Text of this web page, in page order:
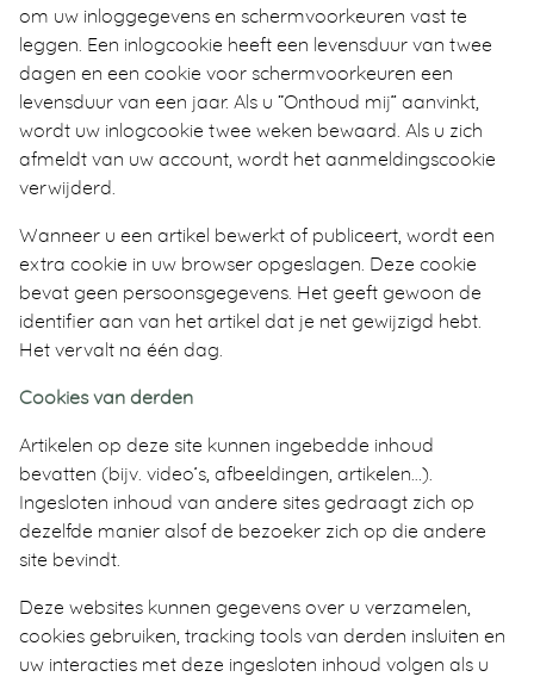
om uw inloggegevens en schermvoorkeuren vast te
leggen. Een inlogcookie heeft een levensduur van twee
dagen en een cookie voor schermvoorkeuren een
levensduur van een jaar. Als u “Onthoud mij” aanvinkt,
wordt uw inlogcookie twee weken bewaard. Als u zich
afmeldt van uw account, wordt het aanmeldingscookie
verwijderd.
Wanneer u een artikel bewerkt of publiceert, wordt een
extra cookie in uw browser opgeslagen. Deze cookie
bevat geen persoonsgegevens. Het geeft gewoon de
identifier aan van het artikel dat je net gewijzigd hebt.
Het vervalt na één dag.
Cookies van derden
Artikelen op deze site kunnen ingebedde inhoud
bevatten (bijv. video’s, afbeeldingen, artikelen…).
Ingesloten inhoud van andere sites gedraagt zich op
dezelfde manier alsof de bezoeker zich op die andere
site bevindt.
Deze websites kunnen gegevens over u verzamelen,
cookies gebruiken, tracking tools van derden insluiten en
uw interacties met deze ingesloten inhoud volgen als u